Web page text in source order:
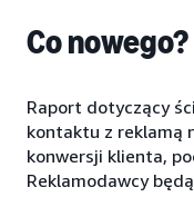
Co nowego?
Raport dotyczący
kontaktu z reklamą
konwersji klienta,
Reklamodawcy